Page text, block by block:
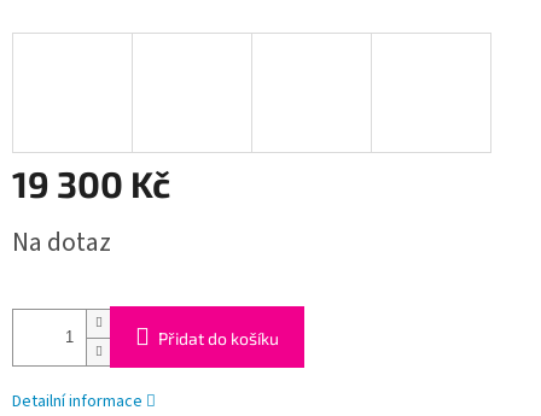
19 300 Kč
cena:
Na dotaz
Přidat do košíku
Detailní informace